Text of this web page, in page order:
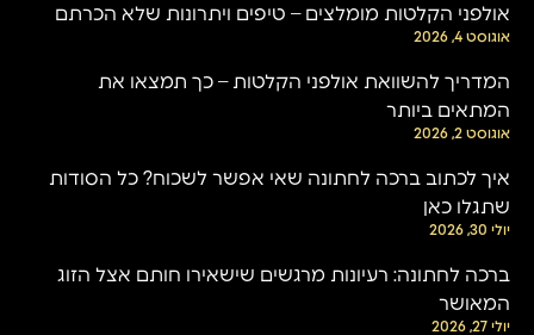
אולפני הקלטות מומלצים – טיפים ויתרונות שלא הכרתם
אוגוסט 4, 2026
המדריך להשוואת אולפני הקלטות – כך תמצאו את
המתאים ביותר
אוגוסט 2, 2026
איך לכתוב ברכה לחתונה שאי אפשר לשכוח? כל הסודות
שתגלו כאן
יולי 30, 2026
ברכה לחתונה: רעיונות מרגשים שישאירו חותם אצל הזוג
המאושר
יולי 27, 2026